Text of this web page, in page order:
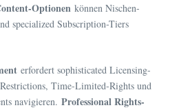
Optionen können Nischen-
specialized Subscription-Tiers
erfordert sophisticated Licensing-
Time-Limited-Rights und
navigieren. Professional Rights-